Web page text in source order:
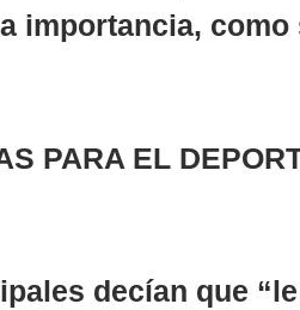
importancia, como
PARA EL
decían que “le